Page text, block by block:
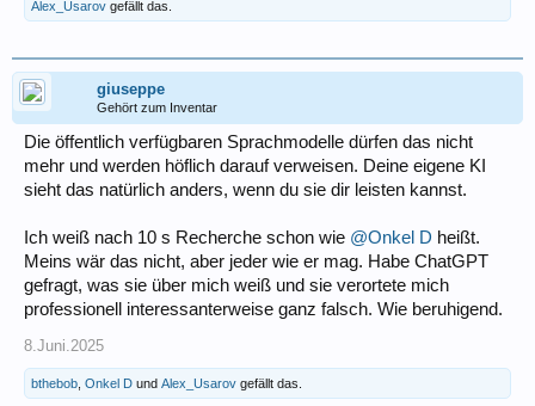
Alex_Usarov gefällt das.
giuseppe
Gehört zum Inventar
Die öffentlich verfügbaren Sprachmodelle dürfen das nicht
mehr und werden höflich darauf verweisen. Deine eigene KI
sieht das natürlich anders, wenn du sie dir leisten kannst.
Ich weiß nach 10 s Recherche schon wie @Onkel D heißt.
Meins wär das nicht, aber jeder wie er mag. Habe ChatGPT
gefragt, was sie über mich weiß und sie verortete mich
professionell interessanterweise ganz falsch. Wie beruhigend.
8.Juni.2025
bthebob Onkel D und Alex_Usarov gefällt das.